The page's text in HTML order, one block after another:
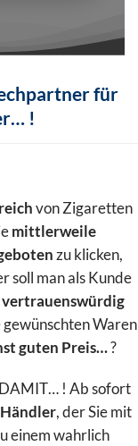
für
!
von Zigaretten
mittlerweile
zu klicken,
soll man als Kunde
Waren
guten Preis…?
DAMIT… ! Ab sofort
, der Sie mit
einem wahrlich